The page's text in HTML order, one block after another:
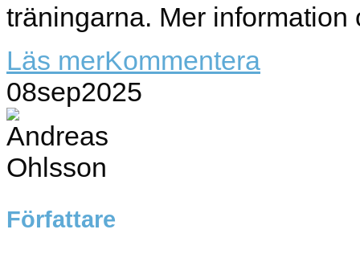
träningarna. Mer
Läs merKommentera
08sep2025
Författare